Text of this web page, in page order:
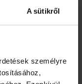
A sütikről
személyre